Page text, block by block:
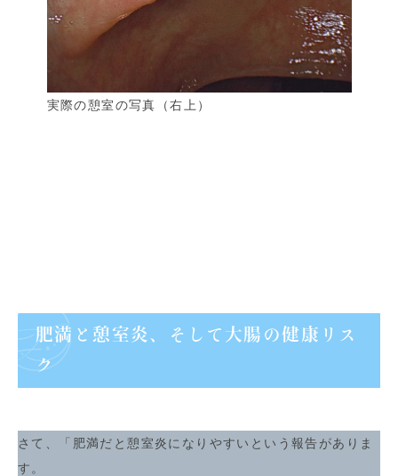
実際の憩室の写真（右上）
肥満と憩室炎、そして大腸の健康リス
ク
さて、「肥満だと憩室炎になりやすいという報告がありま
す。